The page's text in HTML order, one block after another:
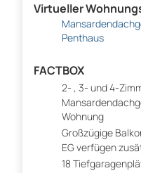
Virtueller
Penthaus
FACTBOX
2- , 3- und 4-
Wohnung
Großzügige
EG verfügen
18